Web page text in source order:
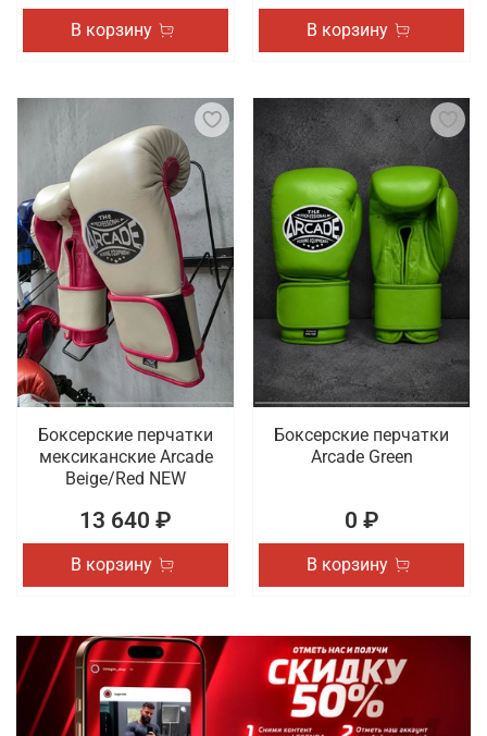
В корзину В корзину
Боксерские перчатки
мексиканские Arcade
Beige/Red NEW
13 640 ₽
В корзину
Боксерские перчатки
Arcade Green
0 ₽
В корзину